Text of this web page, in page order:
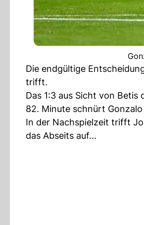
Die endgültige
trifft.
Das 1:3 aus Sicht von
82. Minute schnürt Gonzalo
In der Nachspielzeit trifft
das Abseits auf...